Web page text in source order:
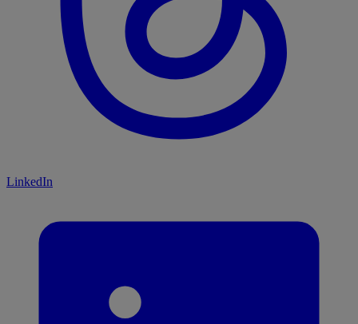
LinkedIn